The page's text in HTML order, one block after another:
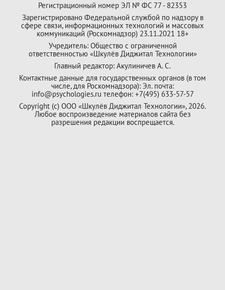
Регистрационный номер ЭЛ № ФС 77 - 82353
Зарегистрировано Федеральной службой по надзору в
сфере связи, информационных технологий и массовых
коммуникаций (Роскомнадзор) 23.11.2021 18+
Учредитель: Общество с ограниченной
ответственностью «Шкулёв Диджитал Технологии»
Главный редактор: Акулиничев А. С.
Контактные данные для государственных органов (в том
числе, для Роскомнадзора): Эл. почта:
info@psychologies.ru телефон: +7(495) 633-57-57
Copyright (с) ООО «Шкулёв Диджитал Технологии», 2026.
Любое воспроизведение материалов сайта без
разрешения редакции воспрещается.